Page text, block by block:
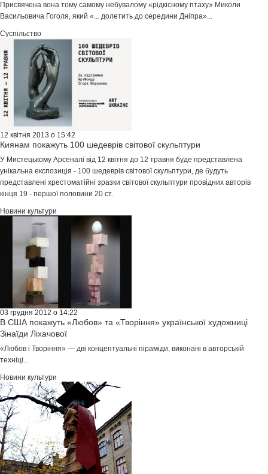
Присвячена вона тому самому небувалому «рідкісному птаху» Миколи
Васильовича Гоголя, який «... долетить до середини Дніпра»...
Суспільство
12 квітня 2013 о 15:42
Киянам покажуть 100 шедеврів світової скульптури
У Мистецькому Арсеналі від 12 квітня до 12 травня буде представлена
унікальна експозиція - 100 шедеврів світової скульптури, де будуть
представлені хрестоматійні зразки світової скульптури провідних авторів
кінця 19 - першої половини 20 ст.
Новини культури
03 грудня 2012 о 14:22
В США покажуть «Любов» та «Творіння» української художниці
Зінаїди Ліхачової
«Любов і Творіння» — дві концептуальні піраміди, виконані в авторській
техніці...
Новини культури